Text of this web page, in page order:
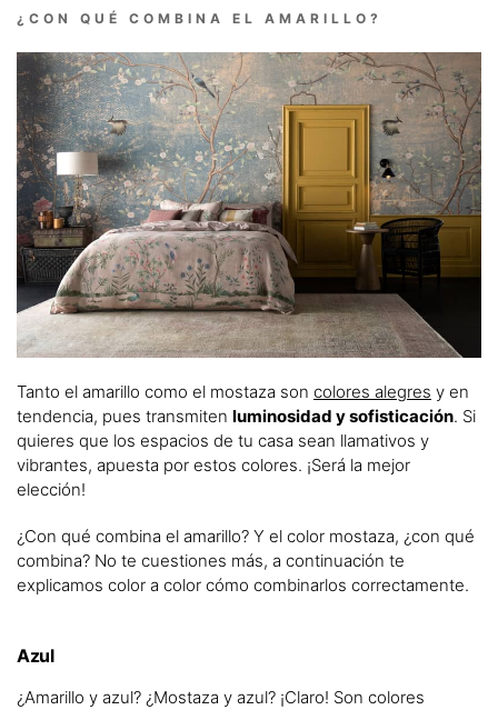
¿CON QUÉ COMBINA EL AMARILLO?
Tanto el amarillo como el mostaza son colores alegres y en
tendencia, pues transmiten luminosidad y sofisticación. Si
quieres que los espacios de tu casa sean llamativos y
vibrantes, apuesta por estos colores. ¡Será la mejor
elección!
¿Con qué combina el amarillo? Y el color mostaza, ¿con qué
combina? No te cuestiones más, a continuación te
explicamos color a color cómo combinarlos correctamente.
Azul
¿Amarillo y azul? ¿Mostaza y azul? ¡Claro! Son colores